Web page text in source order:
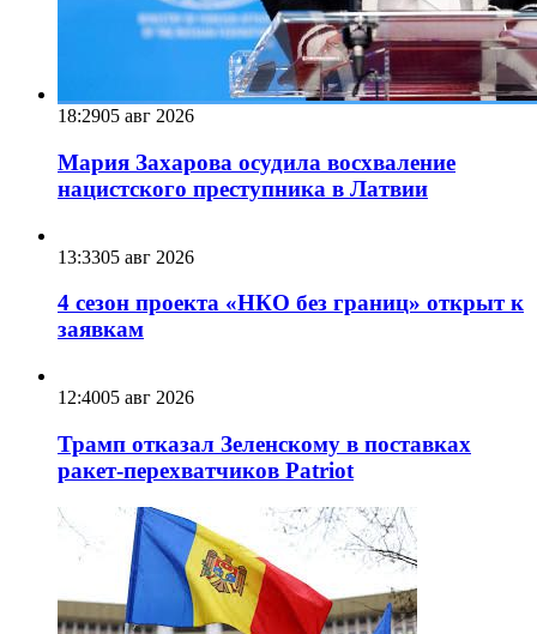
18:2905 авг 2026
Мария Захарова осудила восхваление
нацистского преступника в Латвии
13:3305 авг 2026
4 сезон проекта «НКО без границ» открыт к
заявкам
12:4005 авг 2026
Трамп отказал Зеленскому в поставках
ракет-перехватчиков Patriot